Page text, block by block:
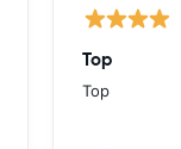
Top
Top